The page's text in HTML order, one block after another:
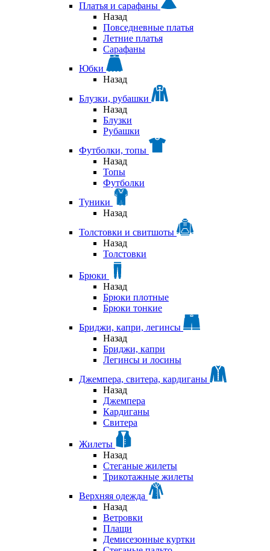
Платья и сарафаны
Назад
Повседневные платья
Летние платья
Сарафаны
Юбки
Назад
Блузки, рубашки
Назад
Блузки
Рубашки
Футболки, топы
Назад
Топы
Футболки
Туники
Назад
Толстовки и свитшоты
Назад
Толстовки
Брюки
Назад
Брюки плотные
Брюки тонкие
Бриджи, капри, легинсы
Назад
Бриджи, капри
Легинсы и лосины
Джемпера, свитера, кардиганы
Назад
Джемпера
Кардиганы
Свитера
Жилеты
Назад
Стеганые жилеты
Трикотажные жилеты
Верхняя одежда
Назад
Ветровки
Плащи
Демисезонные куртки